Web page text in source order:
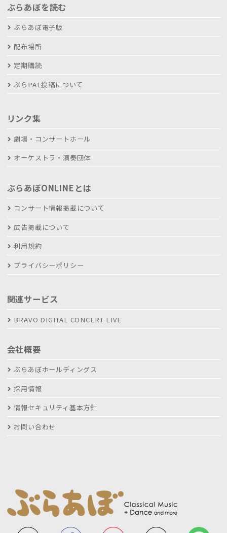
ぶらあぼを読む
ぶらあぼ電子版
配布場所
定期購読
ぶらPAL投稿について
リンク集
劇場・コンサートホール
オーケストラ・演奏団体
ぶらあぼONLINEとは
コンサート情報掲載について
広告掲載について
利用規約
プライバシーポリシー
関連サービス
BRAVO DIGITAL CONCERT LIVE
会社概要
ぶらあぼホールディングス
採用情報
情報セキュリティ基本方針
お問い合わせ